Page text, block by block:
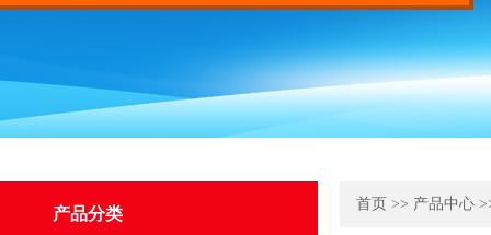
产品分类
首页 >> 产品中心